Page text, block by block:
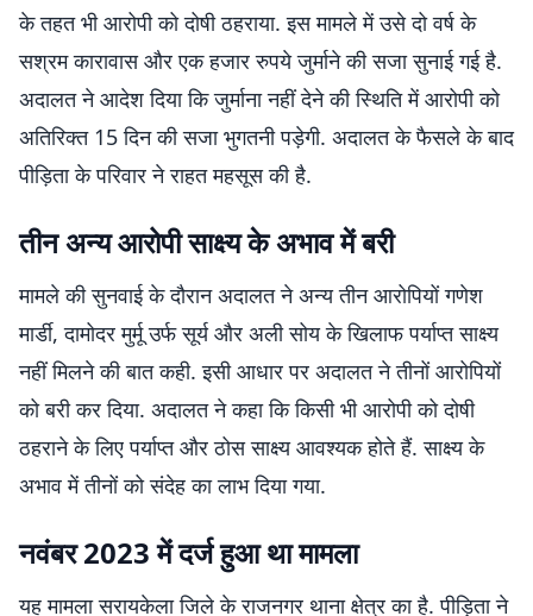
के तहत भी आरोपी को दोषी ठहराया. इस मामले में उसे दो वर्ष के
सश्रम कारावास और एक हजार रुपये जुर्माने की सजा सुनाई गई है.
अदालत ने आदेश दिया कि जुर्माना नहीं देने की स्थिति में आरोपी को
अतिरिक्त 15 दिन की सजा भुगतनी पड़ेगी. अदालत के फैसले के बाद
पीड़िता के परिवार ने राहत महसूस की है.
तीन अन्य आरोपी साक्ष्य के अभाव में बरी
मामले की सुनवाई के दौरान अदालत ने अन्य तीन आरोपियों गणेश
मार्डी, दामोदर मुर्मू उर्फ सूर्य और अली सोय के खिलाफ पर्याप्त साक्ष्य
नहीं मिलने की बात कही. इसी आधार पर अदालत ने तीनों आरोपियों
को बरी कर दिया. अदालत ने कहा कि किसी भी आरोपी को दोषी
ठहराने के लिए पर्याप्त और ठोस साक्ष्य आवश्यक होते हैं. साक्ष्य के
अभाव में तीनों को संदेह का लाभ दिया गया.
नवंबर 2023 में दर्ज हुआ था मामला
यह मामला सरायकेला जिले के राजनगर थाना क्षेत्र का है. पीड़िता ने